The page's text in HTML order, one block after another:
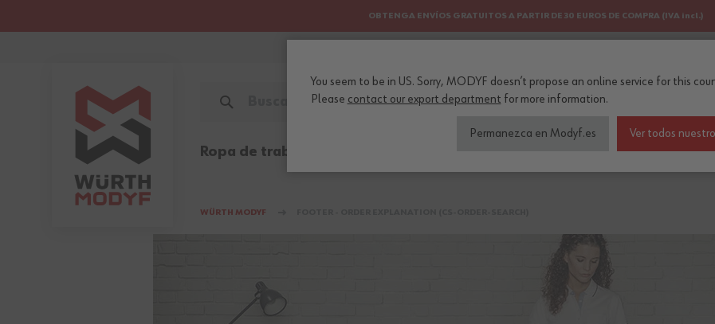
OBTENGA ENVÍOS GRATUITOS A PARTIR DE 30 EUROS DE COMPRA (IVA incl.)
Ropa de trabajo Profesiones
WÜRTH MODYF
You seem to be in US. Sorry, MODYF doesn’t propose an online service for this
Please contact our export department for more information.
Permanezca en Modyf.es Ver todos